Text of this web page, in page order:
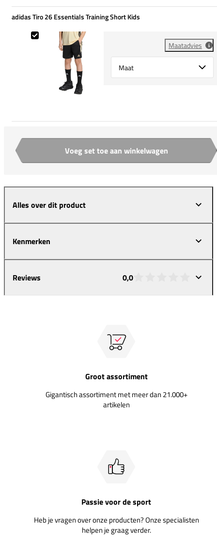
adidas Tiro 26 Essentials Training Short Kids
Maatadvies
Select {option} for {name}
adidas Tiro 26 Essentials Training Short Kids
Aantal Voeg set toe aan winkelwagen
Alles over dit product
Kenmerken
Reviews 0,0
Groot assortiment
Gigantisch assortiment met meer dan 21.000+
artikelen
Passie voor de sport
Heb je vragen over onze producten? Onze specialisten
helpen je graag verder.